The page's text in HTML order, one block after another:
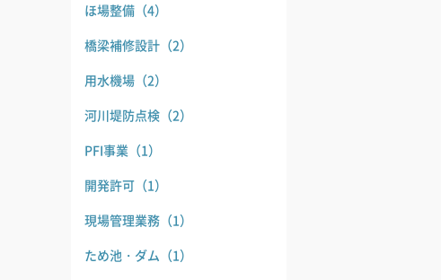
ほ場整備 （4）
橋梁補修設計 （2）
用水機場 （2）
河川堤防点検 （2）
PFI事業 （1）
開発許可 （1）
現場管理業務 （1）
ため池・ダム （1）